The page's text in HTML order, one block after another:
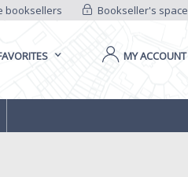
Bookseller's space
booksellers
MY ACCOUNT